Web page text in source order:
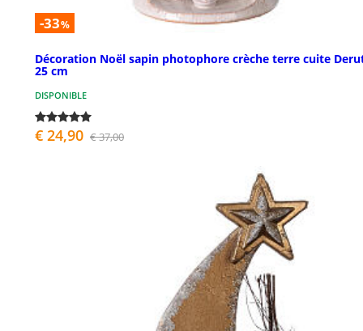
-33%
Décoration Noël sapin photophore crèche terre cuite
25 cm
DISPONIBLE
€ 24,90 € 37,00